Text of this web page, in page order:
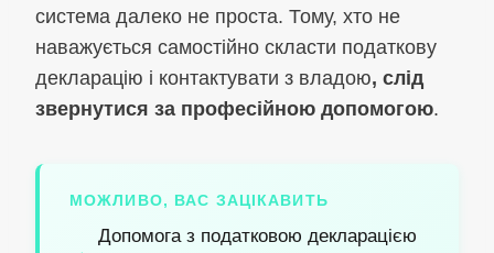
система далеко не проста. Тому, хто не
наважується самостійно скласти податкову
декларацію і контактувати з владою, слід
звернутися за професійною допомогою.
МОЖЛИВО, ВАС ЗАЦІКАВИТЬ
Допомога з податковою декларацією